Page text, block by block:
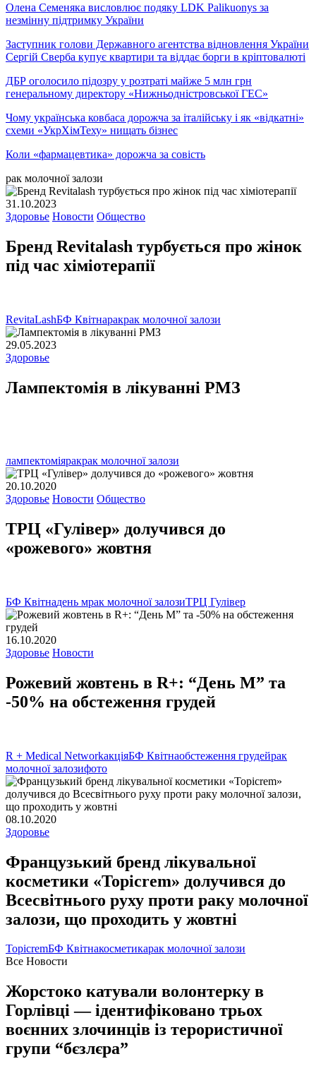
Олена Семеняка висловлює подяку LDK Palikuonys за
незмінну підтримку України
Заступник голови Державного агентства відновлення України
Сергій Сверба купує квартири та віддає борги в кріптовалюті
ДБР оголосило підозру у розтраті майже 5 млн грн
генеральному директору «Нижньодністровської ГЕС»
Чому українська ковбаса дорожча за італійську і як «відкатні»
схеми «УкрХімТеху» нищать бізнес
Коли «фармацевтика» дорожча за совість
рак молочної залози
31.10.2023
Здоровье Новости Общество
Бренд Revitalash турбується про жінок
під час хіміотерапії
RevitaLashБФ Квітнаракрак молочної залози
29.05.2023
Здоровье
Лампектомія в лікуванні РМЗ
лампектоміяракрак молочної залози
20.10.2020
Здоровье Новости Общество
ТРЦ «Гулівер» долучився до
«рожевого» жовтня
БФ Квітнадень мрак молочної залозиТРЦ Гулівер
16.10.2020
Здоровье Новости
Рожевий жовтень в R+: “День М” та
-50% на обстеження грудей
R + Medical NetworkакціяБФ Квітнаобстеження грудейрак
молочної залозифото
08.10.2020
Здоровье
Французький бренд лікувальної
косметики «Topicrem» долучився до
Всесвітнього руху проти раку молочної
залози, що проходить у жовтні
TopicremБФ Квітнакосметикарак молочної залози
Все Новости
Жорстоко катували волонтерку в
Горлівці — ідентифіковано трьох
воєнних злочинців із терористичної
групи “бєзлєра”